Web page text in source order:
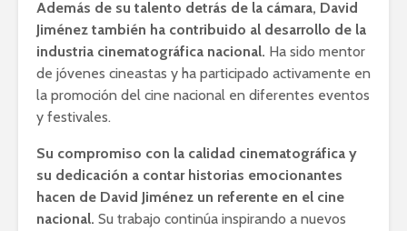
Además de su talento detrás de la cámara, David
Jiménez también ha contribuido al desarrollo de la
industria cinematográfica nacional. Ha sido mentor
de jóvenes cineastas y ha participado activamente en
la promoción del cine nacional en diferentes eventos
y festivales.
Su compromiso con la calidad cinematográfica y
su dedicación a contar historias emocionantes
hacen de David Jiménez un referente en el cine
nacional. Su trabajo continúa inspirando a nuevos